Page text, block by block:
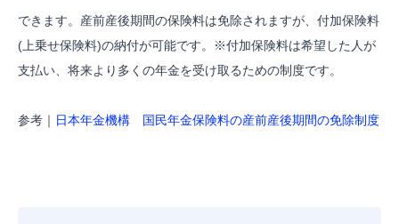
できます。産前産後期間の保険料は免除されますが、付加保険料
(上乗せ保険料)の納付が可能です。※付加保険料は希望した人が
支払い、将来より多くの年金を受け取るための制度です。
参考｜ 日本年金機構 国民年金保険料の産前産後期間の免除制度